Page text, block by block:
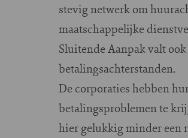
stevig netwerk om
maatschappelijke
Sluitende Aanpak valt
betalingsachterstanden.
De corporaties hebben
betalingsproblemen te
hier gelukkig minder een